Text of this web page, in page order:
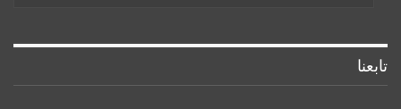
تابعنا